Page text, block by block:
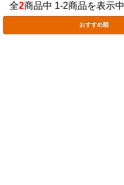
全2商品中 1-2商品を表示中
おすすめ順